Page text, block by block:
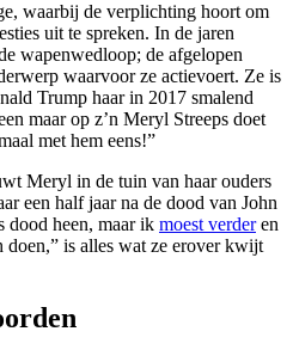
waarbij de verplichting hoort om
uit te spreken. In de jaren
wapenwedloop; de afgelopen
waarvoor ze actievoert. Ze is
Trump haar in 2017 smalend
maar op z’n Meryl Streeps doet
met hem eens!”
Meryl in de tuin van haar ouders
een half jaar na de dood van John
dood heen, maar ik moest verderen
is alles wat ze erover kwijt